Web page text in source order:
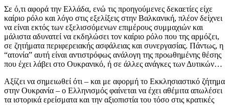
Σε ό,τι αφορά την Ελλάδα, ενώ τις προηγούμενες δεκαετίες είχε
καίριο ρόλο και λόγο στις εξελίξεις στην Βαλκανική, πλέον δείχνει
να είναι εκτός των εξελισσόμενων επιμέρους συμμαχιών και
μάλιστα αδυνατεί να εκδηλώσει τον καίριο ρόλο που της αρμόζει,
σε ζητήματα περιφερειακής ασφάλειας και συνεργασίας. Πάντως, η
“ατονία” αυτή είναι αντιστρόφως ανάλογη της προωθημένης θέσης
που έχει λάβει στο Ουκρανικό, ή σε άλλες ανάγκες των Δυτικών…
Αξίζει να σημειωθεί ότι – και με αφορμή το Εκκλησιαστικό ζήτημα
στην Ουκρανία – ο Ελληνισμός φαίνεται να έχει αθέμιτα απωλέσει
τα ιστορικά ερείσματα και την αξιοπιστία του τόσο στις κρατικές